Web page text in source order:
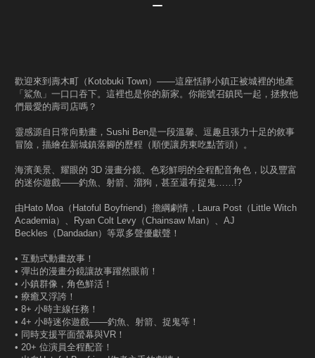
歡迎來到壽木町（Kotobuki Town）——這座恬靜小鎮正被城裡的地產
「鯊魚」一口口吞下。這裡也是你的新家。你能號召鎮民一起，拯救他
們最愛的壽司店嗎？
靈感源自日常向動畫，Sushi Ben是一段溫馨、逗趣且張力十足的敘事
冒險，描繪在新城鎮落腳的歷程（順便讓房東吃點苦頭）。
海濱美景、耀眼的 3D 漫畫分鏡、色彩鮮明的全程配音角色，以及豐富
的迷你遊戲——釣魚、射箭、溜狗，甚至還有捉鬼……!?
由Hato Moa（Hatoful Boyfriend）擔綱劇情，Laura Post（Little Witch
Academia）、Ryan Colt Levy（Chainsaw Man）、AJ
Beckles（Dandadan）等眾多聲優獻聲！
• 互動式動畫故事！
• 彈出的漫畫分鏡讓故事躍然眼前！
• 小鎮群像，角色鮮活！
• 療癒又浮誇！
• 8+ 小時主線任務！
• 4+ 小時迷你遊戲——釣魚、射箭、捉鬼等！
• 同時支援平面螢幕與VR！
• 20+ 位演員全程配音！